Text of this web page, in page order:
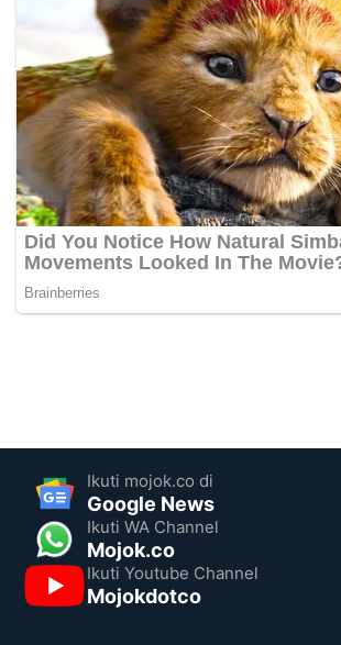
Ikuti mojok.co di
Google News
Ikuti WA Channel
Mojok.co
Ikuti Youtube Channel
Mojokdotco